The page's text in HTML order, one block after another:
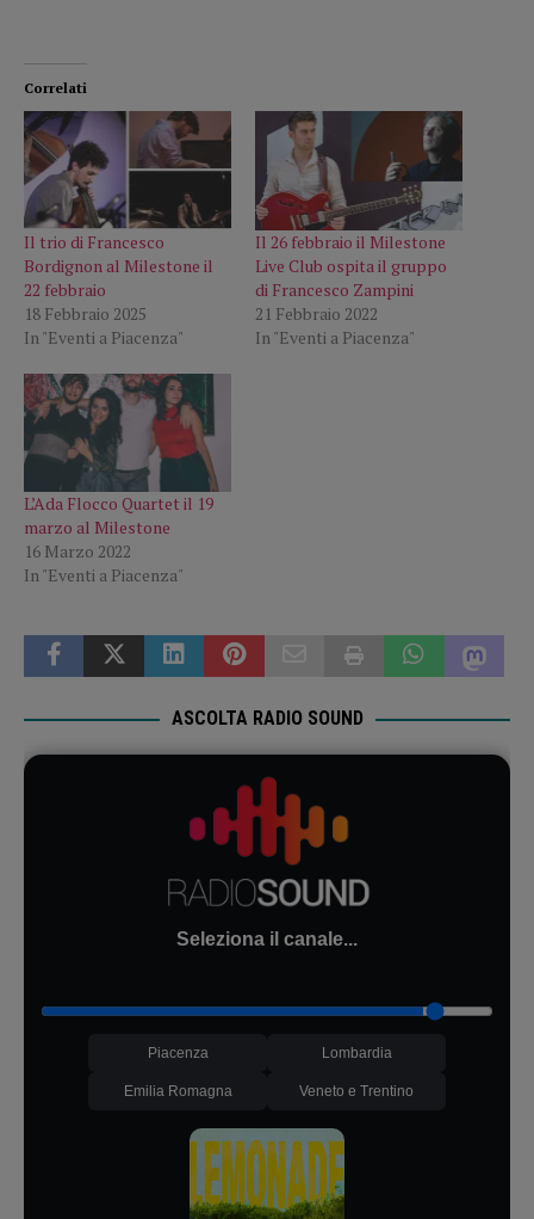
Correlati
Il trio di Francesco
Bordignon al Milestone il
22 febbraio
18 Febbraio 2025
In "Eventi a Piacenza"
Il 26 febbraio il Milestone
Live Club ospita il gruppo
di Francesco Zampini
21 Febbraio 2022
In "Eventi a Piacenza"
L’Ada Flocco Quartet il 19
marzo al Milestone
16 Marzo 2022
In "Eventi a Piacenza"
ASCOLTA RADIO SOUND
Seleziona il canale...
Piacenza Lombardia
Emilia Romagna Veneto e Trentino